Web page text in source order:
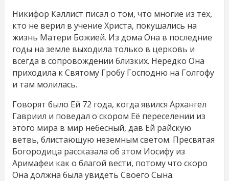
Никифор Каллист писал о том, что многие из тех,
кто не верил в учение Христа, покушались на
жизнь Матери Божией. Из дома Она в последние
годы на земле выходила только в церковь и
всегда в сопровождении близких. Нередко Она
приходила к Святому Гробу Господню на Голгофу
и там молилась.
Говорят было Ей 72 года, когда явился Архангел
Гавриил и поведал о скором Её переселении из
этого мира в мир небесный, дав Ей райскую
ветвь, блистающую неземным светом. Пресвятая
Богородица рассказала об этом Иосифу из
Аримафеи как о благой вести, потому что скоро
Она должна была увидеть Своего Сына.